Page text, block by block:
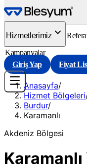
Hizmetlerimiz
Kampanyalar
Giriş Yap
Fiyat
Anasayfa/
Hizmet Bölgeleri
Burdur/
Karamanlı
Akdeniz Bölgesi
Karamanlı